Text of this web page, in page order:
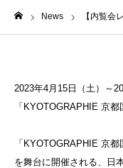
News 【内覧会レポート】「
2023年4月15日（土）～
「KYOTOGRAPHIE 京
「KYOTOGRAPHIE 京
を舞台に開催される、日